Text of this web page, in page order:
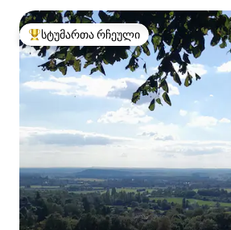
სტუმართა რჩეული მოწინავე ვარიანტი
სტუმართა რჩეული